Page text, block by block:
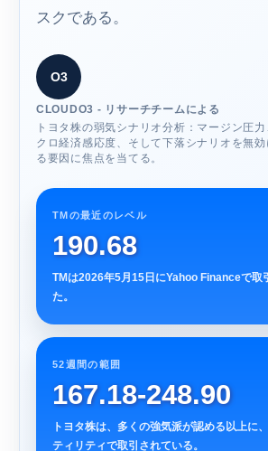
スクである。
O3
CLOUDO3 - リサーチチームによる
トヨタ株の弱気シナリオ分析：マージン圧
クロ経済感応度、そして下落シナリオを無
る要因に焦点を当てる。
TMの最近のレベル
190.68
TMは2026年5月15日にYahoo Financeで取
た。
52週間の範囲
167.18-248.90
トヨタ株は、多くの強気派が認める以上に
ティリティで取引されている。